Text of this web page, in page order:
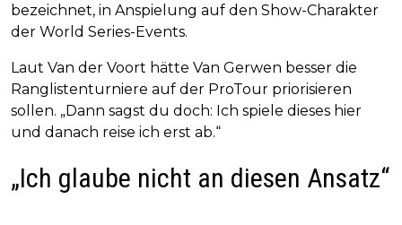
bezeichnet, in Anspielung auf den Show-Charakter
der World Series-Events.
Laut Van der Voort hätte Van Gerwen besser die
Ranglistenturniere auf der ProTour priorisieren
sollen. „Dann sagst du doch: Ich spiele dieses hier
und danach reise ich erst ab.“
„Ich glaube nicht an diesen Ansatz“